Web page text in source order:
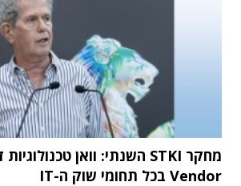
Vendor בכל תחומי שוק ה-IT